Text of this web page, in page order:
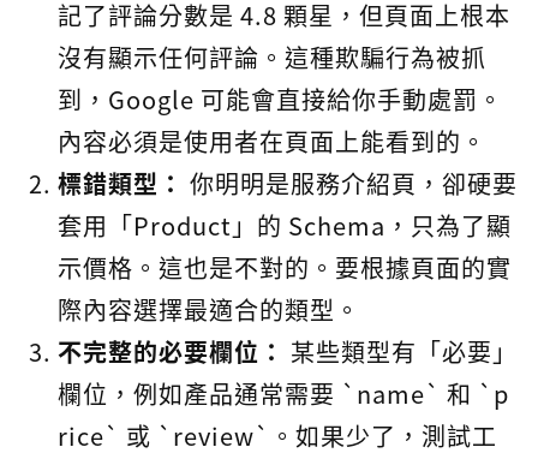
記了評論分數是 4.8 顆星，但頁面上根本
沒有顯示任何評論。這種欺騙行為被抓
到，Google 可能會直接給你手動處罰。
內容必須是使用者在頁面上能看到的。
標錯類型： 你明明是服務介紹頁，卻硬要
套用「Product」的 Schema，只為了顯
示價格。這也是不對的。要根據頁面的實
際內容選擇最適合的類型。
不完整的必要欄位： 某些類型有「必要」
欄位，例如產品通常需要 `name` 和 `p
rice` 或 `review`。如果少了，測試工